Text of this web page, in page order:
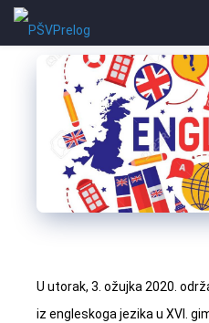
U utorak, 3. ožujka 2020.
iz engleskoga jezika u XVI.